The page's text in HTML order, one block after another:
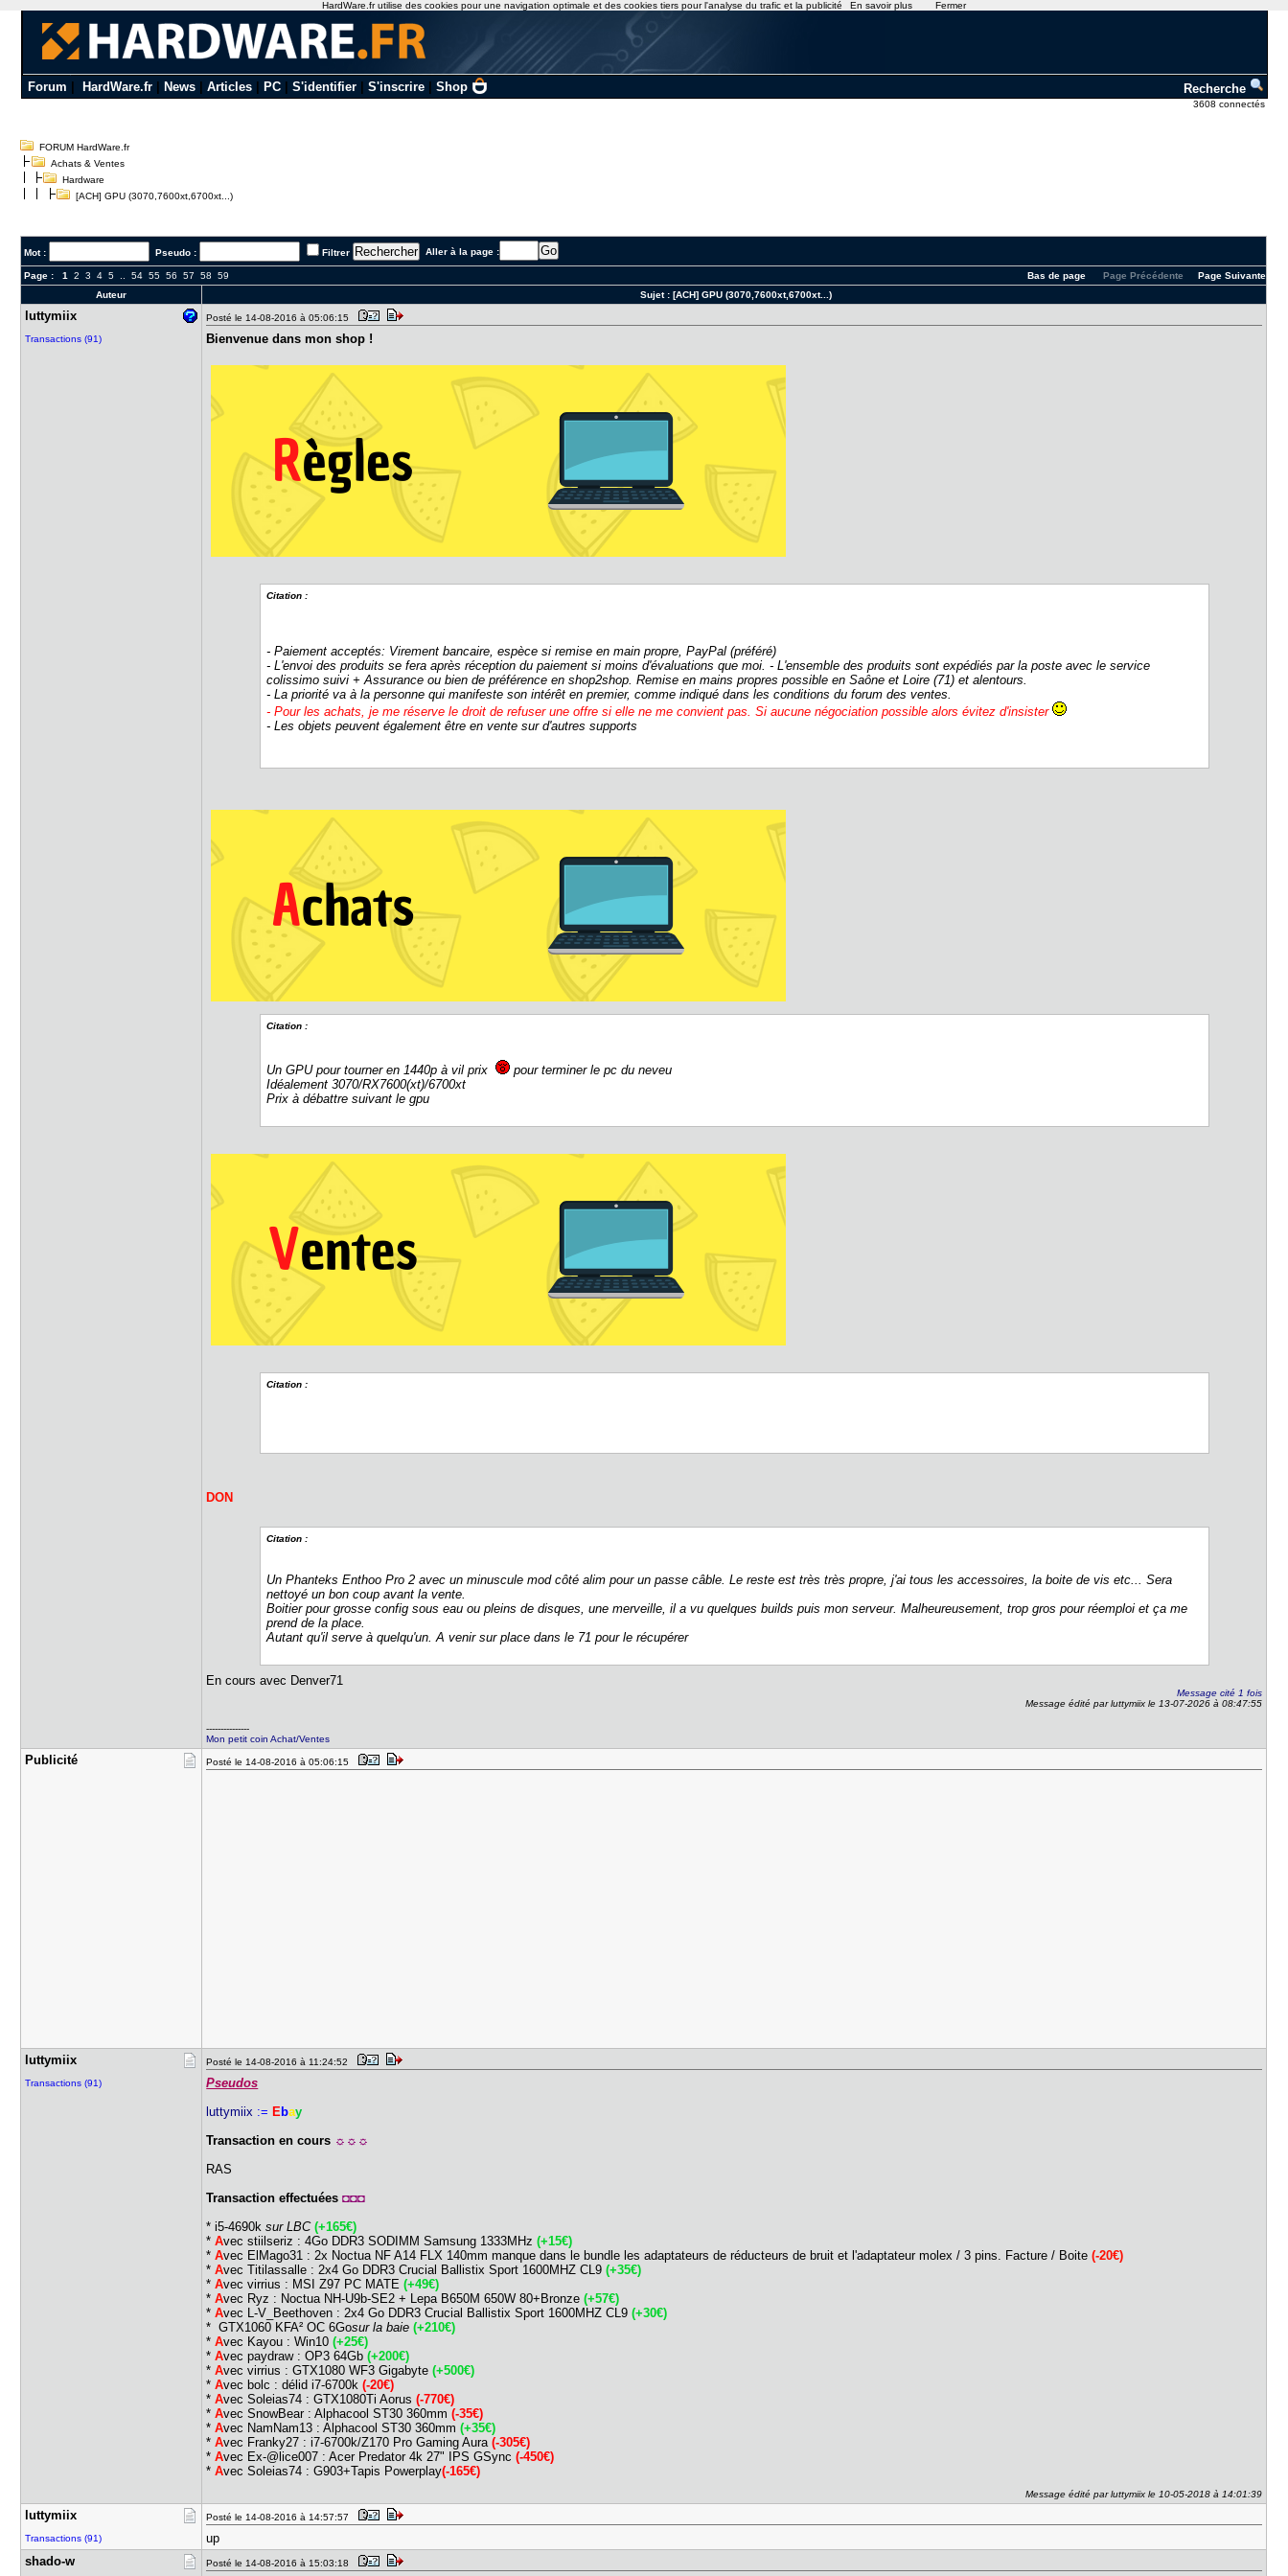
Forum HardWare.fr| News| Articles| PC| S'identifier| S'inscrire| Shop Recherche
3608 connectés
FORUM HardWare.fr
Achats & Ventes
Hardware
[ACH] GPU (3070,7600xt,6700xt...)
Mot : Pseudo : Filtrer Aller à la page :
Page : 1 2 3 4 5 ..54 55 56 57 58 59 Page Suivante
Page Précédente
Bas de page
Auteur
Sujet : [ACH] GPU (3070,7600xt,6700xt...)
luttymiix
Transactions (91)
Posté le 14-08-2016 à 05:06:15
Bienvenue dans mon shop !
Citation :
- Paiement acceptés: Virement bancaire, espèce si remise en main propre, PayPal (préféré)
- L'envoi des produits se fera après réception du paiement si moins d'évaluations que moi. - L'ensemble des produits sont expédiés par la poste avec le service
colissimo suivi + Assurance ou bien de préférence en shop2shop. Remise en mains propres possible en Saône et Loire (71) et alentours.
- La priorité va à la personne qui manifeste son intérêt en premier, comme indiqué dans les conditions du forum des ventes.
- Pour les achats, je me réserve le droit de refuser une offre si elle ne me convient pas. Si aucune négociation possible alors évitez d'insister
- Les objets peuvent également être en vente sur d'autres supports
Citation :
Un GPU pour tourner en 1440p à vil prix
pour terminer le pc du neveu
Idéalement 3070/RX7600(xt)/6700xt
Prix à débattre suivant le gpu
Citation :
DON
Citation :
Un Phanteks Enthoo Pro 2 avec un minuscule mod côté alim pour un passe câble. Le reste est très très propre, j'ai tous les accessoires, la boite de vis etc... Sera
nettoyé un bon coup avant la vente.
Boitier pour grosse config sous eau ou pleins de disques, une merveille, il a vu quelques builds puis mon serveur. Malheureusement, trop gros pour réemploi et ça me
prend de la place.
Autant qu'il serve à quelqu'un. A venir sur place dans le 71 pour le récupérer
En cours avec Denver71
Message cité 1 fois
Message édité par luttymiix le 13-07-2026 à 08:47:55
---------------
Mon petit coin Achat/Ventes
Publicité Posté le 14-08-2016 à 05:06:15
luttymiix
Transactions (91)
Posté le 14-08-2016 à 11:24:52
Pseudos
luttymiix := Ebay
Transaction en cours ☼☼☼
RAS
Transaction effectuées ◘◘◘
* i5-4690ksur LBC (+165€)
*Avec stiilseriz : 4Go DDR3 SODIMM Samsung 1333MHz(+15€)
*Avec ElMago31 : 2x Noctua NF A14 FLX 140mm manque dans le bundle les adaptateurs de réducteurs de bruit et l'adaptateur molex / 3 pins. Facture / Boite(-20€)
*Avec Titilassalle : 2x4 Go DDR3 Crucial Ballistix Sport 1600MHZ CL9(+35€)
*Avec virrius : MSI Z97 PC MATE(+49€)
*Avec Ryz : Noctua NH-U9b-SE2 + Lepa B650M 650W 80+Bronze(+57€)
*Avec L-V_Beethoven : 2x4 Go DDR3 Crucial Ballistix Sport 1600MHZ CL9(+30€)
* GTX1060 KFA² OC 6Gosur la baie (+210€)
*Avec Kayou : Win10(+25€)
*Avec paydraw : OP3 64Gb(+200€)
*Avec virrius : GTX1080 WF3 Gigabyte(+500€)
*Avec bolc : délid i7-6700k(-20€)
*Avec Soleias74 : GTX1080Ti Aorus(-770€)
*Avec SnowBear : Alphacool ST30 360mm(-35€)
*Avec NamNam13 : Alphacool ST30 360mm(+35€)
*Avec Franky27 : i7-6700k/Z170 Pro Gaming Aura(-305€)
*Avec Ex-@lice007 : Acer Predator 4k 27" IPS GSync(-450€)
*Avec Soleias74 : G903+Tapis Powerplay(-165€)
Message édité par luttymiix le 10-05-2018 à 14:01:39
luttymiix
Transactions (91)
Posté le 14-08-2016 à 14:57:57
up
shado-w
Posté le 14-08-2016 à 15:03:18
HardWare.fr utilise des cookies pour une navigation optimale et des cookies tiers pour l'analyse du trafic et la publicité En savoir plus Fermer